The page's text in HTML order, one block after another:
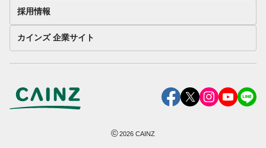
採用情報
カインズ 企業サイト
©2026 CAINZ